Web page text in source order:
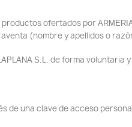
productos ofertados por
(nombre y apellidos o
S.L. de forma voluntaria
de una clave de acceso